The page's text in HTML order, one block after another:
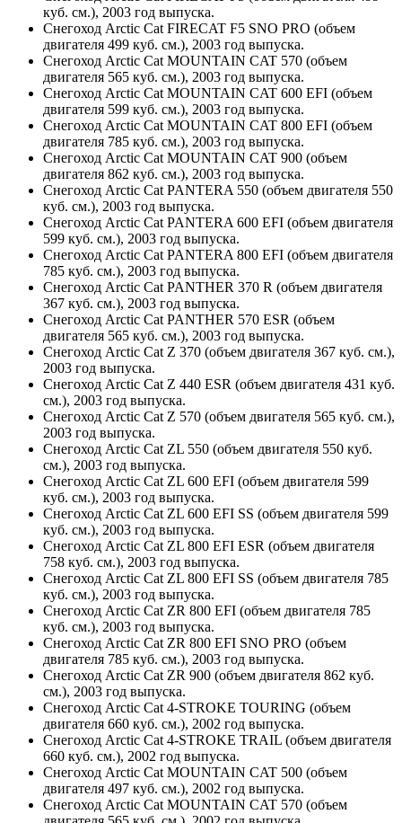
куб. см.), 2003 год выпуска.
Снегоход Arctic Cat FIRECAT F5 SNO PRO (объем
двигателя 499 куб. см.), 2003 год выпуска.
Снегоход Arctic Cat MOUNTAIN CAT 570 (объем
двигателя 565 куб. см.), 2003 год выпуска.
Снегоход Arctic Cat MOUNTAIN CAT 600 EFI (объем
двигателя 599 куб. см.), 2003 год выпуска.
Снегоход Arctic Cat MOUNTAIN CAT 800 EFI (объем
двигателя 785 куб. см.), 2003 год выпуска.
Снегоход Arctic Cat MOUNTAIN CAT 900 (объем
двигателя 862 куб. см.), 2003 год выпуска.
Снегоход Arctic Cat PANTERA 550 (объем двигателя 550
куб. см.), 2003 год выпуска.
Снегоход Arctic Cat PANTERA 600 EFI (объем двигателя
599 куб. см.), 2003 год выпуска.
Снегоход Arctic Cat PANTERA 800 EFI (объем двигателя
785 куб. см.), 2003 год выпуска.
Снегоход Arctic Cat PANTHER 370 R (объем двигателя
367 куб. см.), 2003 год выпуска.
Снегоход Arctic Cat PANTHER 570 ESR (объем
двигателя 565 куб. см.), 2003 год выпуска.
Снегоход Arctic Cat Z 370 (объем двигателя 367 куб. см.),
2003 год выпуска.
Снегоход Arctic Cat Z 440 ESR (объем двигателя 431 куб.
см.), 2003 год выпуска.
Снегоход Arctic Cat Z 570 (объем двигателя 565 куб. см.),
2003 год выпуска.
Снегоход Arctic Cat ZL 550 (объем двигателя 550 куб.
см.), 2003 год выпуска.
Снегоход Arctic Cat ZL 600 EFI (объем двигателя 599
куб. см.), 2003 год выпуска.
Снегоход Arctic Cat ZL 600 EFI SS (объем двигателя 599
куб. см.), 2003 год выпуска.
Снегоход Arctic Cat ZL 800 EFI ESR (объем двигателя
758 куб. см.), 2003 год выпуска.
Снегоход Arctic Cat ZL 800 EFI SS (объем двигателя 785
куб. см.), 2003 год выпуска.
Снегоход Arctic Cat ZR 800 EFI (объем двигателя 785
куб. см.), 2003 год выпуска.
Снегоход Arctic Cat ZR 800 EFI SNO PRO (объем
двигателя 785 куб. см.), 2003 год выпуска.
Снегоход Arctic Cat ZR 900 (объем двигателя 862 куб.
см.), 2003 год выпуска.
Снегоход Arctic Cat 4-STROKE TOURING (объем
двигателя 660 куб. см.), 2002 год выпуска.
Снегоход Arctic Cat 4-STROKE TRAIL (объем двигателя
660 куб. см.), 2002 год выпуска.
Снегоход Arctic Cat MOUNTAIN CAT 500 (объем
двигателя 497 куб. см.), 2002 год выпуска.
Снегоход Arctic Cat MOUNTAIN CAT 570 (объем